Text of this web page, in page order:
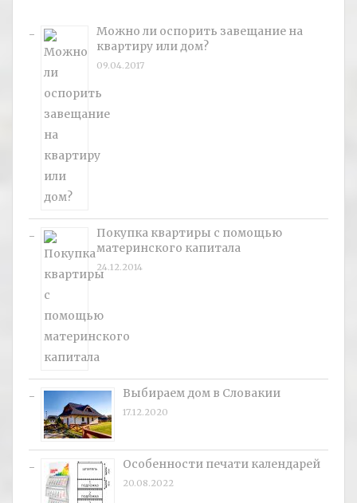
Можно ли оспорить завещание на
квартиру или дом?
09.04.2017
Покупка квартиры с помощью
материнского капитала
24.12.2014
Выбираем дом в Словакии
17.12.2020
Особенности печати календарей
20.08.2022